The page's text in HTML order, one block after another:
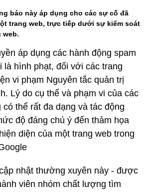
báo này áp dụng cho các sự cố đã
trang web, trực tiếp dưới sự kiểm soát
web.
áp dụng các hành động spam
là hình phạt, đối với các trang
vi phạm Nguyên tắc quản trị
Lý do cụ thể và phạm vi của các
có thể rất đa dạng và tác động
độ đáng chú ý đến thảm họa
diện của một trang web trong
nhật thường xuyên này - được
viên nhóm chất lượng tìm